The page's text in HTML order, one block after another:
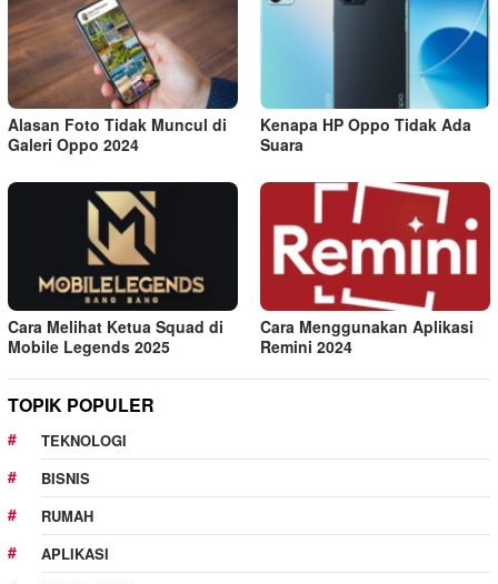
Alasan Foto Tidak Muncul di
Galeri Oppo 2024
Kenapa HP Oppo Tidak Ada
Suara
Cara Melihat Ketua Squad di
Mobile Legends 2025
Cara Menggunakan Aplikasi
Remini 2024
TOPIK POPULER
TEKNOLOGI
BISNIS
RUMAH
APLIKASI